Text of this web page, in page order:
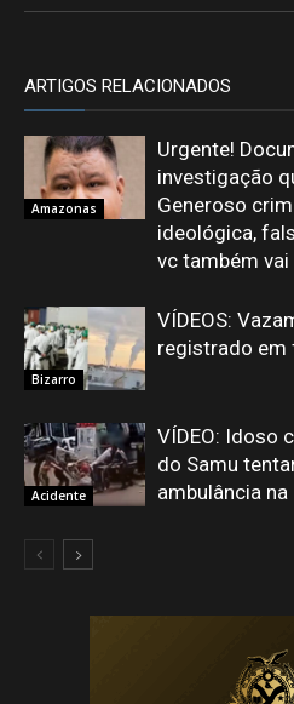
ARTIGOS RELACIONADOS
Amazonas
Urgente!
investigação
Generoso
ideológica,
vc também vai
Bizarro
VÍDEOS:
registrado em
Acidente
VÍDEO: Idoso
do Samu
ambulância